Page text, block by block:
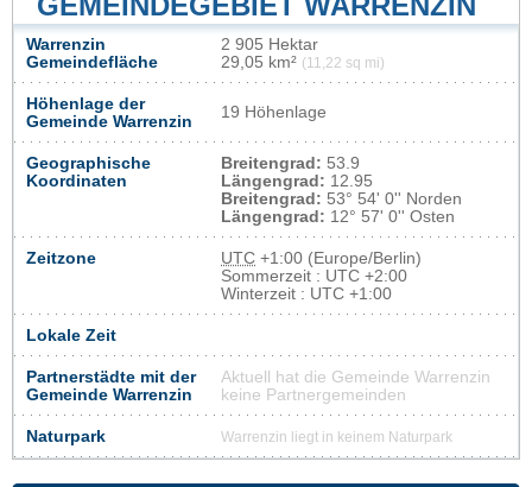
Warrenzin
Gemeindefläche
2 905 Hektar
29,05 km² (11,22 sq mi)
Höhenlage der
Gemeinde Warrenzin
19 Höhenlage
Geographische
Koordinaten
Breitengrad: 53.9
Längengrad: 12.95
Breitengrad: 53° 54' 0'' Norden
Längengrad: 12° 57' 0'' Osten
Zeitzone UTC +1:00 (Europe/Berlin)
Sommerzeit : UTC +2:00
Winterzeit : UTC +1:00
Lokale Zeit
Partnerstädte mit der
Gemeinde Warrenzin
Aktuell hat die Gemeinde Warrenzin
keine Partnergemeinden
Naturpark Warrenzin liegt in keinem Naturpark